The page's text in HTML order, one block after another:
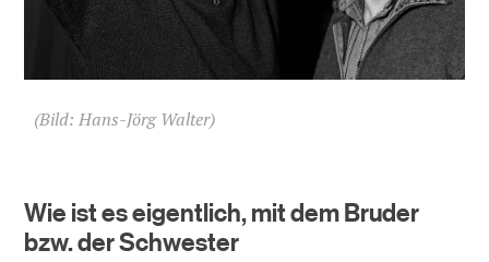
(Bild: Hans-Jörg Walter)
Wie ist es eigentlich, mit dem Bruder
bzw. der Schwester